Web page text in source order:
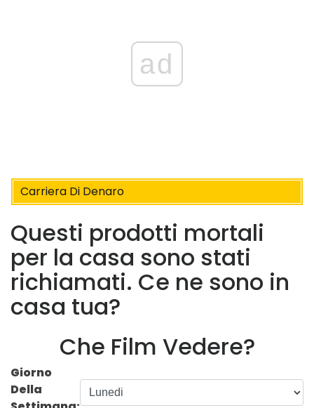
ad
Carriera Di Denaro
Questi prodotti mortali
per la casa sono stati
richiamati. Ce ne sono in
casa tua?
Che Film Vedere?
Giorno
Della